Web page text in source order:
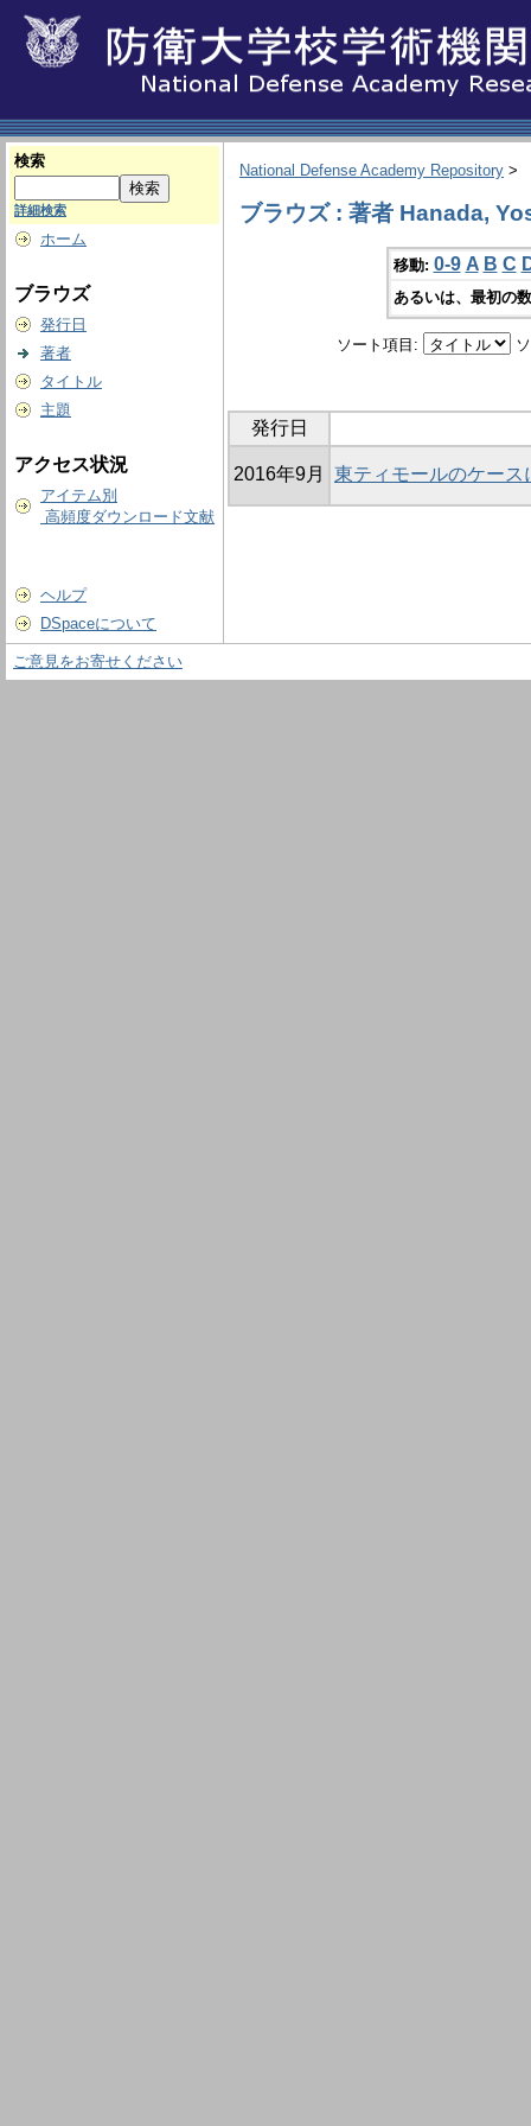
検索
詳細検索
ホーム
ブラウズ
発行日
著者
タイトル
主題
アクセス状況
アイテム別
高頻度ダウンロード文献
ヘルプ
DSpaceについて
National Defense Academy Repository >
ブラウズ : 著者 Hanada,
移動: 0-9 A B C
あるいは、最初の
ソート項目:
発行日
2016年9月 東ティモールのケー
ご意見をお寄せください